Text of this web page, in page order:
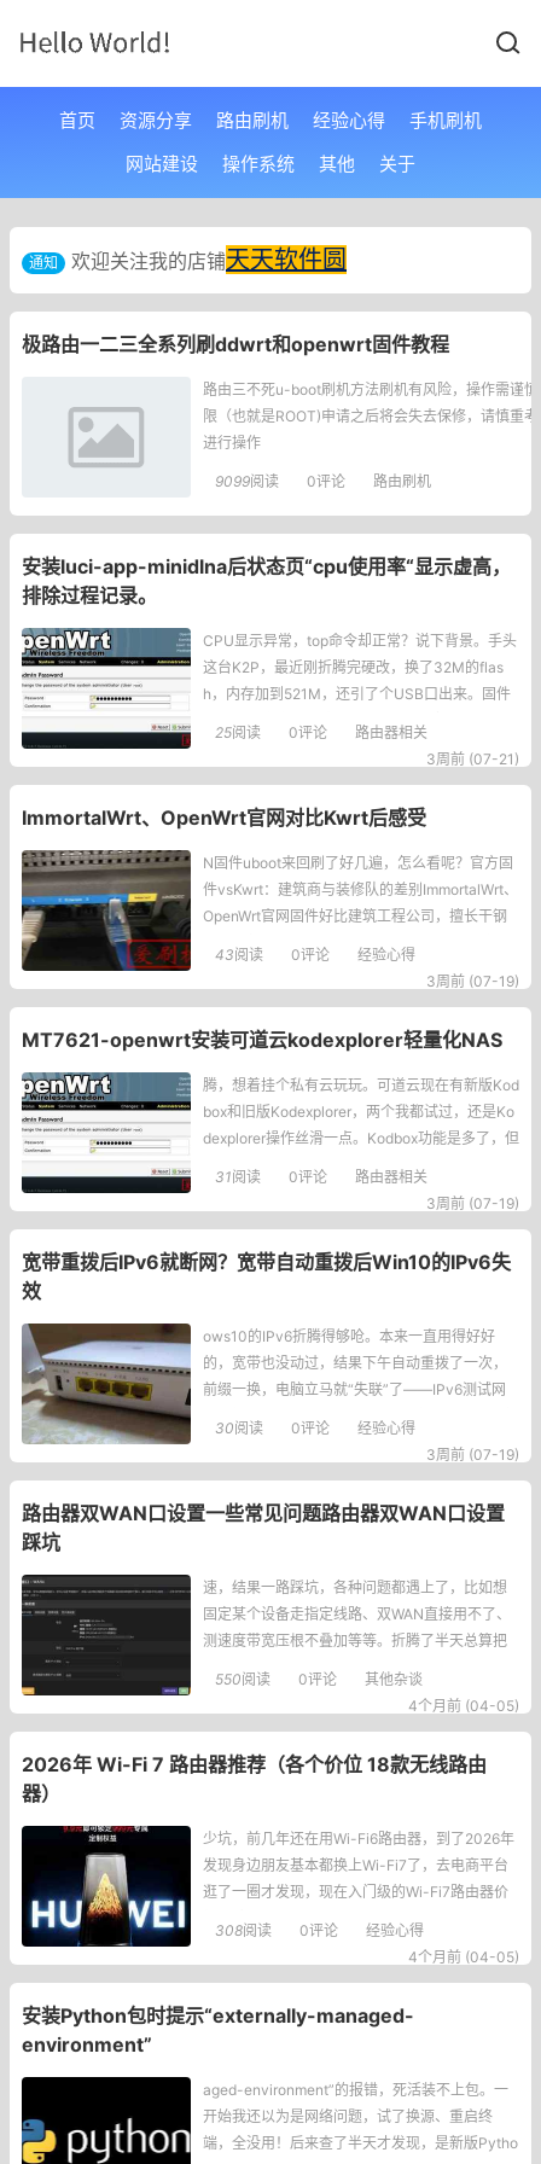
首页 资源分享 路由刷机 经验心得
手机刷机
网站建设
操作系统 其他 关于
通知 欢迎关注我的店铺天天软件圆
极路由一二三全系列刷ddwrt和openwrt固件教程
路由三不死u-boot刷机方法刷机有风险，操作需谨
限（也就是ROOT)申请之后将会失去保修，请慎重
进行操作
9099阅读 0评论 路由刷机
安装luci-app-minidlna后状态页“cpu使用率“显示虚高，
排除过程记录。
CPU显示异常，top命令却正常？说下背景。手头
这台K2P，最近刚折腾完硬改，换了32M的flas
h，内存加到521M，还引了个USB口出来。固件
是自己用官方源码编译的，一直跑得挺稳。硬件
底子好了，心思就活络了，想着往里头塞点功
25阅读 0评论
路由器相关
3周前 (07-21)
ImmortalWrt、OpenWrt官网对比Kwrt后感受
N固件uboot来回刷了好几遍，怎么看呢？官方固
件vsKwrt：建筑商与装修队的差别ImmortalWrt、
OpenWrt官网固件好比建筑工程公司，擅长干钢
结构混凝土框架。Kwrt好比装修装潢公司，擅长
干外墙和室内装修。玩OpenWrt玩的就是生态，
43阅读 0评论
经验心得
3周前 (07-19)
MT7621-openwrt安装可道云kodexplorer轻量化NAS
腾，想着挂个私有云玩玩。可道云现在有新版Kod
box和旧版Kodexplorer，两个我都试过，还是Ko
dexplorer操作丝滑一点。Kodbox功能是多了，但
跑在路由器这孱弱的硬件上，明显感觉拖不动，
点个文件夹都要转半天。Kodexplorer就轻快多
31阅读 0评论
路由器相关
3周前 (07-19)
宽带重拨后IPv6就断网？宽带自动重拨后Win10的IPv6失
效
ows10的IPv6折腾得够呛。本来一直用得好好
的，宽带也没动过，结果下午自动重拨了一次，
前缀一换，电脑立马就“失联”了——IPv6测试网
站直接红叉，网页打不开，QQ也登不上。打开命
令行一看，好家伙，两个临时IPv6地址并排站
址，网络
30阅读 0评论
经验心得
3周前 (07-19)
路由器双WAN口设置一些常见问题路由器双WAN口设置
踩坑
速，结果一路踩坑，各种问题都遇上了，比如想
固定某个设备走指定线路、双WAN直接用不了、
测速度带宽压根不叠加等等。折腾了半天总算把
常见问题都摸清楚了，下面把我遇到的问题和解
决办法整理出来，给同样在折腾双WAN的朋友参
想两条线路乱跳，研究了半天发现其实是可以实
550阅读 0评论
其他杂谈
4个月前 (04-05)
2026年 Wi-Fi 7 路由器推荐（各个价位 18款无线路由
器）
少坑，前几年还在用Wi-Fi6路由器，到了2026年
发现身边朋友基本都换上Wi-Fi7了，去电商平台
逛了一圈才发现，现在入门级的Wi-Fi7路由器价
格都跌到200元以内了，这时候不换真的说不过
去。目前市面上主流就Wi-Fi6和Wi-Fi7两种，我
308阅读 0评论
经验心得
4个月前 (04-05)
安装Python包时提示“externally-managed-
environment”
aged-environment”的报错，死活装不上包。一
开始我还以为是网络问题，试了换源、重启终
端，全没用！后来查了半天才发现，是新版Pytho